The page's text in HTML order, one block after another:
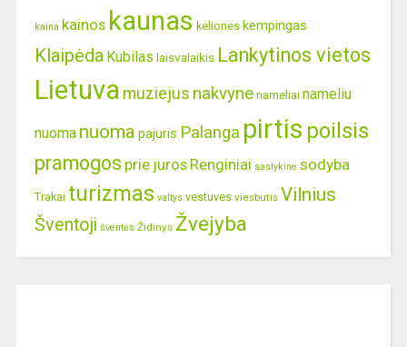
kaina kainos kaunas keliones kempingas
Klaipėda Kubilas laisvalaikis Lankytinos vietos
Lietuva muziejus nakvyne nameliai nameliu
nuoma nuoma pajuris Palanga pirtis poilsis
pramogos prie juros Renginiai saslykine sodyba
Trakai turizmas valtys vestuves viesbutis Vilnius
Šventoji šventės Židinys Žvejyba